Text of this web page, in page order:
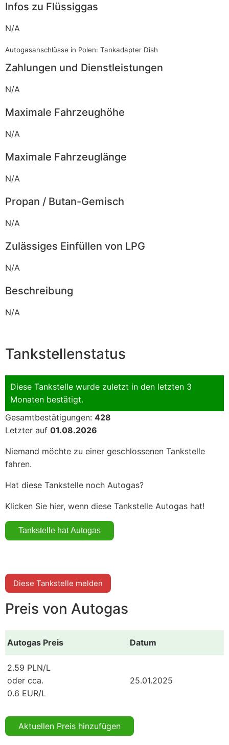
Infos zu Flüssiggas
N/A
Autogasanschlüsse in Polen: Tankadapter Dish
Zahlungen und Dienstleistungen
N/A
Maximale Fahrzeughöhe
N/A
Maximale Fahrzeuglänge
N/A
Propan / Butan-Gemisch
N/A
Zulässiges Einfüllen von LPG
N/A
Beschreibung
N/A
Tankstellenstatus
Diese Tankstelle wurde zuletzt in den letzten 3
Monaten bestätigt.
Gesamtbestätigungen: 428
Letzter auf 01.08.2026
Niemand möchte zu einer geschlossenen Tankstelle
fahren.
Hat diese Tankstelle noch Autogas?
Klicken Sie hier, wenn diese Tankstelle Autogas hat!
Diese Tankstelle melden
Preis von Autogas
Autogas Preis Datum
2.59 PLN/L
oder cca.
0.6 EUR/L
25.01.2025
Aktuellen Preis hinzufügen